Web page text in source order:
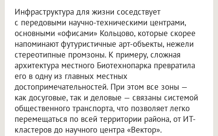
Инфраструктура для жизни соседствует
с передовыми научно-техническими центрами,
основными «офисами» Кольцово, которые скорее
напоминают футуристичные арт-объекты, нежели
стереотипные промзоны. К примеру, сложная
архитектура местного Биотехнопарка превратила
его в одну из главных местных
достопримечательностей. При этом все зоны —
как досуговые, так и деловые — связаны системой
общественного транспорта, что позволяет легко
перемещаться по всей территории района, от ИТ-
кластеров до научного центра «Вектор».